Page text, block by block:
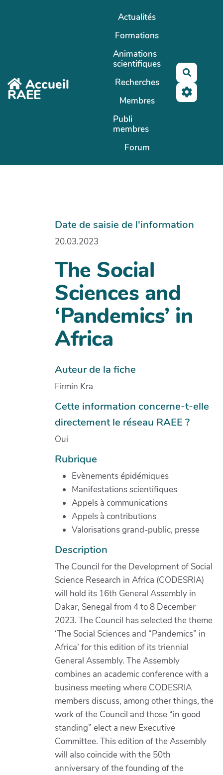
Accueil
RAEE
Actualités
Formations
Animations
scientifiques
Recherches
Membres
Publi
membres
Forum
Date de saisie de l'information
20.03.2023
The Social
Sciences and
‘Pandemics’ in
Africa
Auteur de la fiche
Firmin Kra
Cette information concerne-t-elle
directement le réseau RAEE ?
Oui
Rubrique
Evènements épidémiques
Manifestations scientifiques
Appels à communications
Appels à contributions
Valorisations grand-public, presse
Description
The Council for the Development of Social
Science Research in Africa (CODESRIA)
will hold its 16th General Assembly in
Dakar, Senegal from 4 to 8 December
2023. The Council has selected the theme
‘The Social Sciences and “Pandemics” in
Africa’ for this edition of its triennial
General Assembly. The Assembly
combines an academic conference with a
business meeting where CODESRIA
members discuss, among other things, the
work of the Council and those “in good
standing” elect a new Executive
Committee. This edition of the Assembly
will also coincide with the 50th
anniversary of the founding of the